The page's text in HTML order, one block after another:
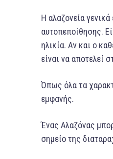
Η αλαζονεία
αυτοπεποίθησης.
ηλικία. Αν και ο
είναι να αποτελεί
Όπως όλα τα
εμφανής.
Ένας Αλαζόνας
σημείο της